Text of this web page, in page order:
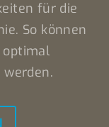
für die
So können
optimal